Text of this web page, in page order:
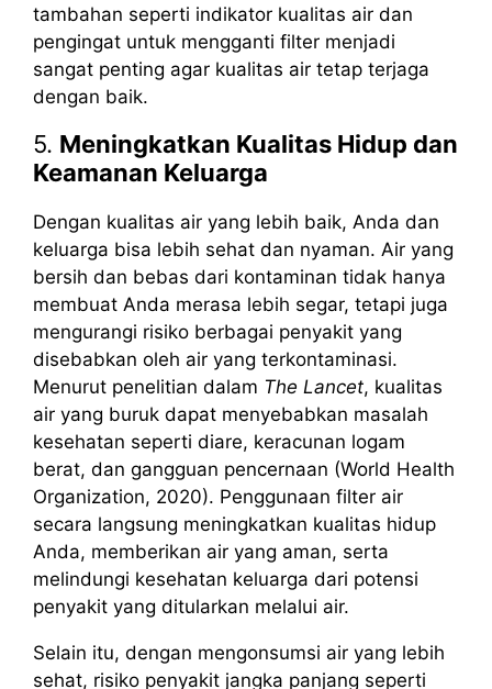
tambahan seperti indikator kualitas air dan
pengingat untuk mengganti filter menjadi
sangat penting agar kualitas air tetap terjaga
dengan baik.
5. Meningkatkan Kualitas Hidup dan
Keamanan Keluarga
Dengan kualitas air yang lebih baik, Anda dan
keluarga bisa lebih sehat dan nyaman. Air yang
bersih dan bebas dari kontaminan tidak hanya
membuat Anda merasa lebih segar, tetapi juga
mengurangi risiko berbagai penyakit yang
disebabkan oleh air yang terkontaminasi.
Menurut penelitian dalam The Lancet, kualitas
air yang buruk dapat menyebabkan masalah
kesehatan seperti diare, keracunan logam
berat, dan gangguan pencernaan (World Health
Organization, 2020). Penggunaan filter air
secara langsung meningkatkan kualitas hidup
Anda, memberikan air yang aman, serta
melindungi kesehatan keluarga dari potensi
penyakit yang ditularkan melalui air.
Selain itu, dengan mengonsumsi air yang lebih
sehat, risiko penyakit jangka panjang seperti